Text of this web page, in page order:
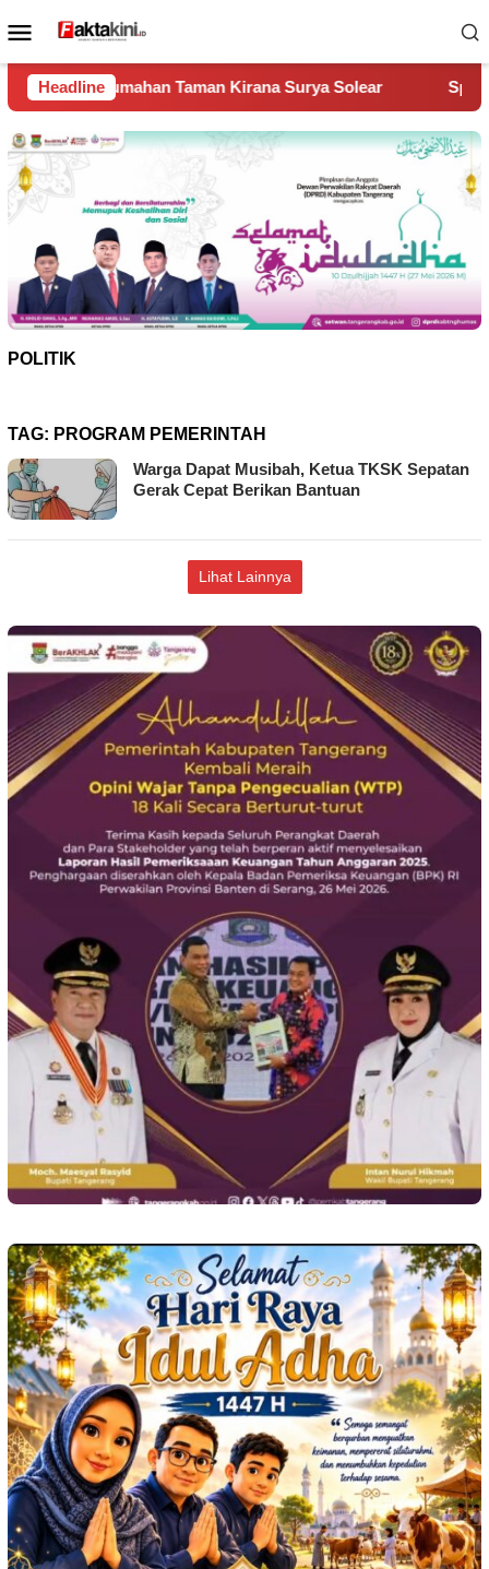
ke
Menu
Mobile
Headline
Taman Kirana Surya Solear Spanyol Juara Piala
POLITIK
TAG: PROGRAM PEMERINTAH
Warga Dapat Musibah, Ketua TKSK Sepatan
Gerak Cepat Berikan Bantuan
Lihat Lainnya